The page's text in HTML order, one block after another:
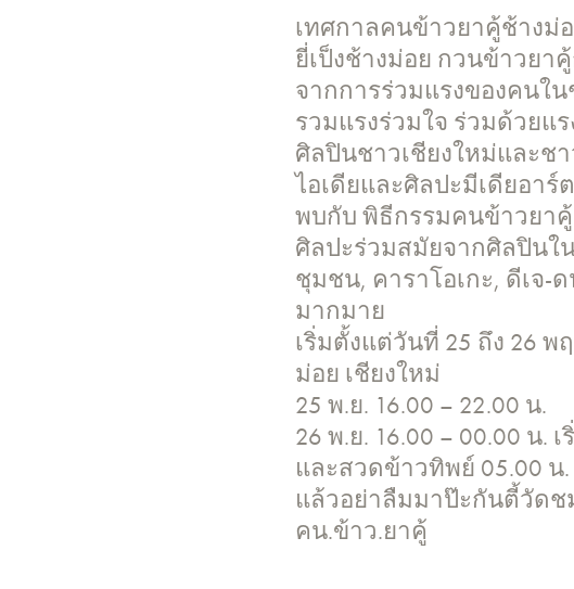
เทศกาลคนข้าวยาคู้ช้างม่
ยี่เป็งช้างม่อย กวนข้าวยา
จากการร่วมแรงของคน
รวมแรงร่วมใจ ร่วมด้วย
ศิลปินชาวเชียงใหม่และช
ไอเดียและศิลปะมีเดียอา
พบกับ พิธีกรรมคนข้าวยา
ศิลปะร่วมสมัยจากศิลปิน
ชุมชน, คาราโอเกะ, ดีเจ-
มากมาย
เริ่มตั้งแต่วันที่ 25 ถึง 26
ม่อย เชียงใหม่
25 พ.ย. 16.00 – 22.00 น.
26 พ.ย. 16.00 – 00.00 น.
และสวดข้าวทิพย์ 05.00 น.
แล้วอย่าลืมมาป๊ะกันตี้วัดช
คน.ข้าว.ยาคู้